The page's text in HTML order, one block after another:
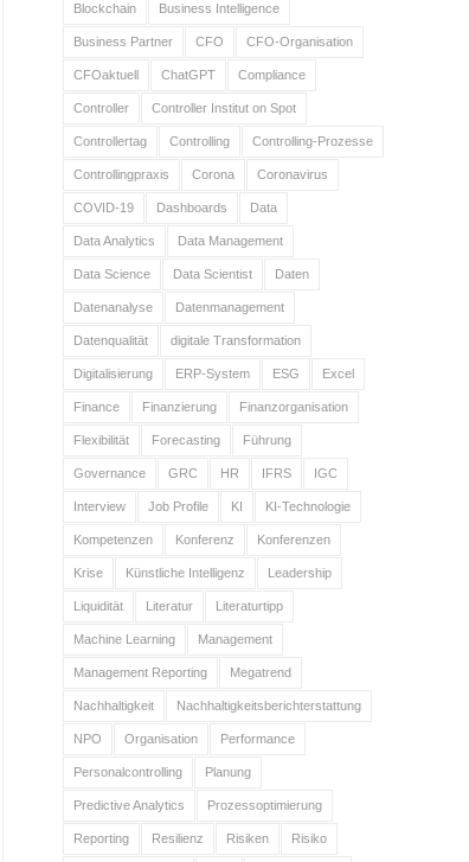
Blockchain Business Intelligence
Business Partner CFO CFO-Organisation
CFOaktuell ChatGPT Compliance
Controller Controller Institut on Spot
Controllertag Controlling Controlling-Prozesse
Controllingpraxis Corona Coronavirus
COVID-19 Dashboards Data
Data Analytics Data Management
Data Science Data Scientist Daten
Datenanalyse Datenmanagement
Datenqualität digitale Transformation
Digitalisierung ERP-System ESG Excel
Finance Finanzierung Finanzorganisation
Flexibilität Forecasting Führung
Governance GRC HR IFRS IGC
Interview Job Profile KI KI-Technologie
Kompetenzen Konferenz Konferenzen
Krise Künstliche Intelligenz Leadership
Liquidität Literatur Literaturtipp
Machine Learning Management
Management Reporting Megatrend
Nachhaltigkeit Nachhaltigkeitsberichterstattung
NPO Organisation Performance
Personalcontrolling Planung
Predictive Analytics Prozessoptimierung
Reporting Resilienz Risiken Risiko